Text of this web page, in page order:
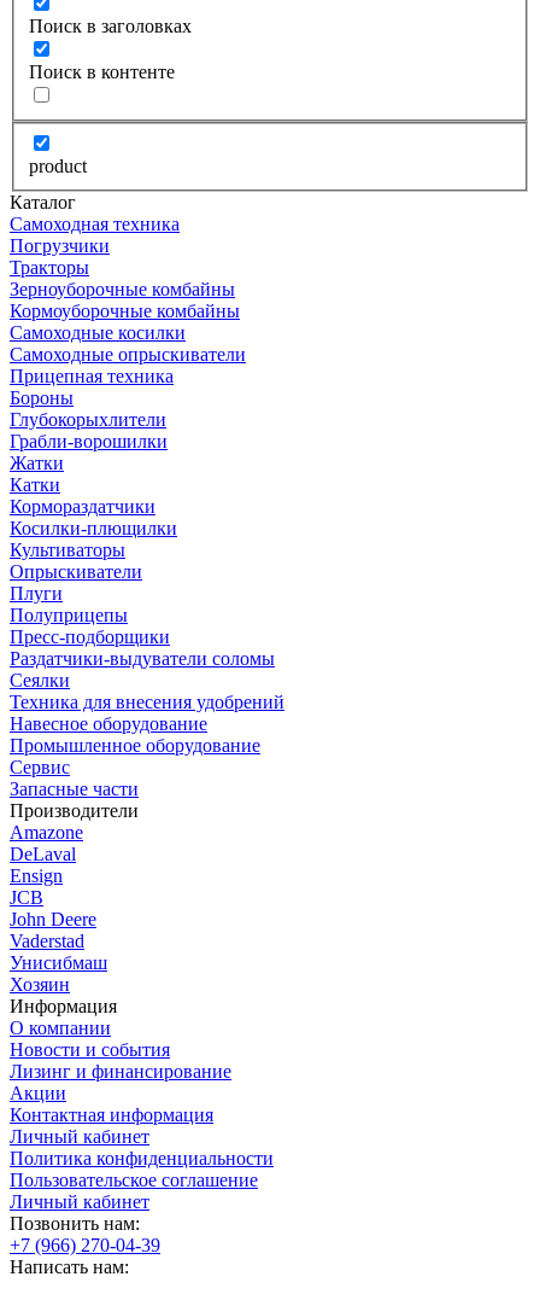
Поиск в заголовках
Поиск в контенте
product
Каталог
Самоходная техника
Погрузчики
Тракторы
Зерноуборочные комбайны
Кормоуборочные комбайны
Самоходные косилки
Самоходные опрыскиватели
Прицепная техника
Бороны
Глубокорыхлители
Грабли-ворошилки
Жатки
Катки
Кормораздатчики
Косилки-плющилки
Культиваторы
Опрыскиватели
Плуги
Полуприцепы
Пресс-подборщики
Раздатчики-выдуватели соломы
Сеялки
Техника для внесения удобрений
Навесное оборудование
Промышленное оборудование
Сервис
Запасные части
Производители
Amazone
DeLaval
Ensign
JCB
John Deere
Vaderstad
Унисибмаш
Хозяин
Информация
О компании
Новости и события
Лизинг и финансирование
Акции
Контактная информация
Личный кабинет
Политика конфиденциальности
Пользовательское соглашение
Личный кабинет
Позвонить нам:
+7 (966) 270-04-39
Написать нам: